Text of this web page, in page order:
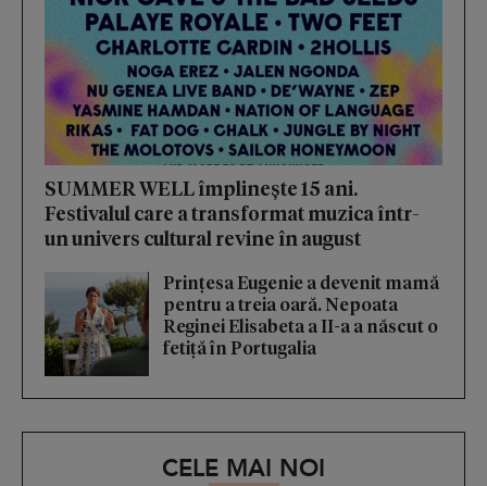
SUMMER WELL împlinește 15 ani.
Festivalul care a transformat muzica într-
un univers cultural revine în august
Prințesa Eugenie a devenit mamă
pentru a treia oară. Nepoata
Reginei Elisabeta a II-a a născut o
fetiță în Portugalia
CELE MAI NOI